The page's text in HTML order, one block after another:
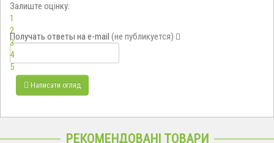
Залиште оцінку:
1
2
3
4
5
Получать ответы на e-mail (не публикуется)
Написати огляд
РЕКОМЕНДОВАНІ ТОВАРИ